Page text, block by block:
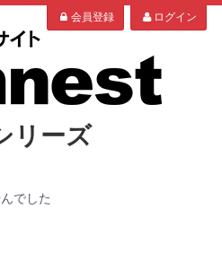
会員登録 ログイン
リーズ
でした